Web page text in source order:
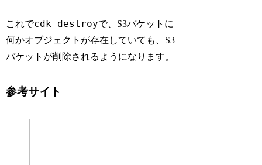
これでcdk destroyで、S3バケットに
何かオブジェクトが存在していても、S3
バケットが削除されるようになります。
参考サイト